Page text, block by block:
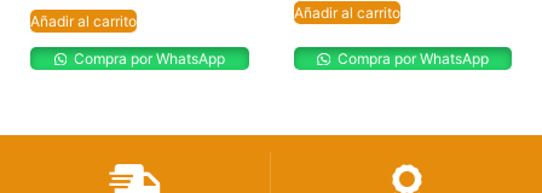
Añadir al carrito
Compra por WhatsApp
Añadir al carrito
Compra por WhatsApp